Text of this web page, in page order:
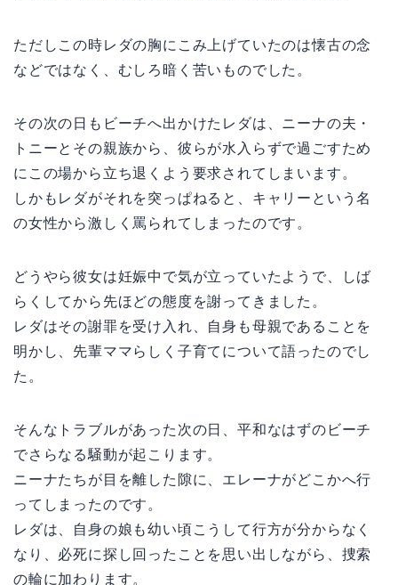
ただしこの時レダの胸にこみ上げていたのは懐古の念
などではなく、むしろ暗く苦いものでした。
その次の日もビーチへ出かけたレダは、ニーナの夫・
トニーとその親族から、彼らが水入らずで過ごすため
にこの場から立ち退くよう要求されてしまいます。
しかもレダがそれを突っぱねると、キャリーという名
の女性から激しく罵られてしまったのです。
どうやら彼女は妊娠中で気が立っていたようで、しば
らくしてから先ほどの態度を謝ってきました。
レダはその謝罪を受け入れ、自身も母親であることを
明かし、先輩ママらしく子育てについて語ったのでし
た。
そんなトラブルがあった次の日、平和なはずのビーチ
でさらなる騒動が起こります。
ニーナたちが目を離した隙に、エレーナがどこかへ行
ってしまったのです。
レダは、自身の娘も幼い頃こうして行方が分からなく
なり、必死に探し回ったことを思い出しながら、捜索
の輪に加わります。